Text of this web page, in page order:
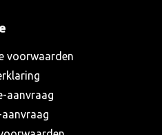
voorwaarden
aanvraag